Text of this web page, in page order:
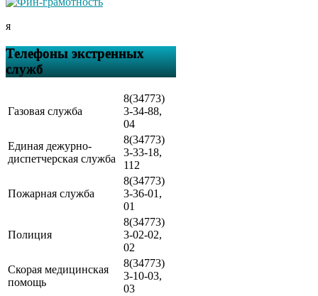
я
Телефоны экстренных
служб
Газовая служба
8(34773)
3-34-88,
04
Единая дежурно-
диспетчерская служба
8(34773)
3-33-18,
112
Пожарная служба
8(34773)
3-36-01,
01
Полиция
8(34773)
3-02-02,
02
Скорая медицинская
помощь
8(34773)
3-10-03,
03